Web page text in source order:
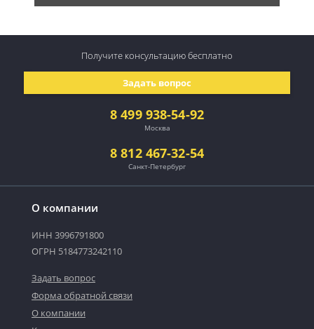
О компании
ИНН 3996791800
ОГРН 5184773242110
Задать вопрос
Форма обратной связи
О компании
8 499 938-54-92
Москва
8 812 467-32-54
Санкт-Петербург
Задать вопрос
Получите консультациюбесплатно